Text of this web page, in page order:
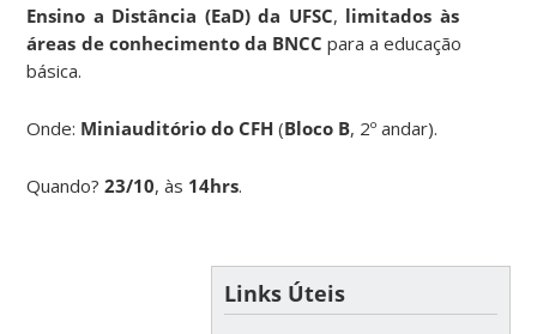
Ensino a Distância (EaD) da UFSC, limitados às
áreas de conhecimento da BNCC para a educação
básica.
Onde: Miniauditório do CFH (Bloco B, 2º andar).
Quando?23/10, às 14hrs.
Links Úteis